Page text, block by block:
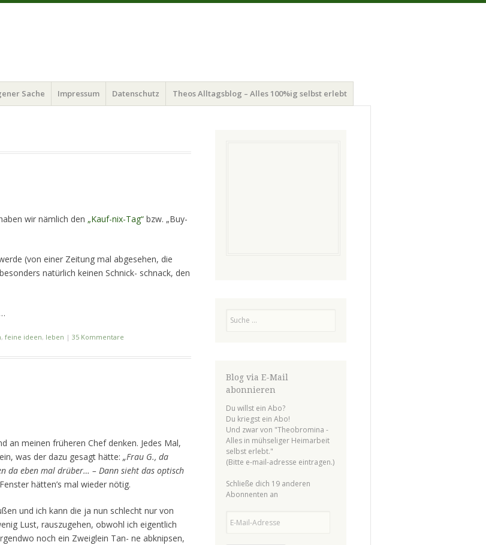
Sache Impressum Datenschutz Theos Alltagsblog – Alles 100%ig selbst erlebt
wir nämlich den „Kauf-nix-Tag“ bzw. „Buy-
(von einer Zeitung mal abgesehen, die
natürlich keinen Schnick- schnack, den
, feine ideen, leben | 35 Kommentare
an meinen früheren Chef denken. Jedes Mal,
was der dazu gesagt hätte: „Frau G., da
da eben mal drüber… – Dann sieht das optisch
hätten’s mal wieder nötig.
und ich kann die ja nun schlecht nur von
Lust, rauszugehen, obwohl ich eigentlich
noch ein Zweiglein Tan- ne abknipsen,
Blog via E-Mail
abonnieren
Du willst ein Abo?
Du kriegst ein Abo!
Und zwar von "Theobromina -
Alles in mühseliger Heimarbeit
selbst erlebt."
(Bitte e-mail-adresse eintragen.)
Schließe dich 19 anderen
Abonnenten an
Mail-